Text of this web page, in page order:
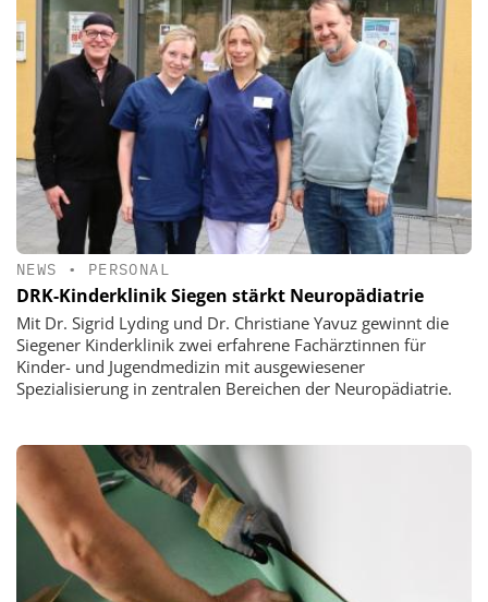
NEWS • PERSONAL
DRK-Kinderklinik Siegen stärkt Neuropädiatrie
Mit Dr. Sigrid Lyding und Dr. Christiane Yavuz gewinnt die
Siegener Kinderklinik zwei erfahrene Fachärztinnen für
Kinder- und Jugendmedizin mit ausgewiesener
Spezialisierung in zentralen Bereichen der Neuropädiatrie.